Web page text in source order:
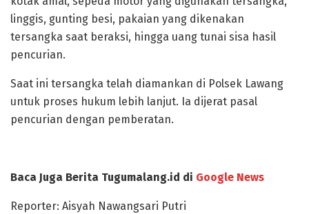
linggis, gunting besi, pakaian yang dikenakan
tersangka saat beraksi, hingga uang tunai sisa hasil
pencurian.
Saat ini tersangka telah diamankan di Polsek Lawang
untuk proses hukum lebih lanjut. Ia dijerat pasal
pencurian dengan pemberatan.
Baca Juga Berita Tugumalang.id di Google News
Reporter: Aisyah Nawangsari Putri